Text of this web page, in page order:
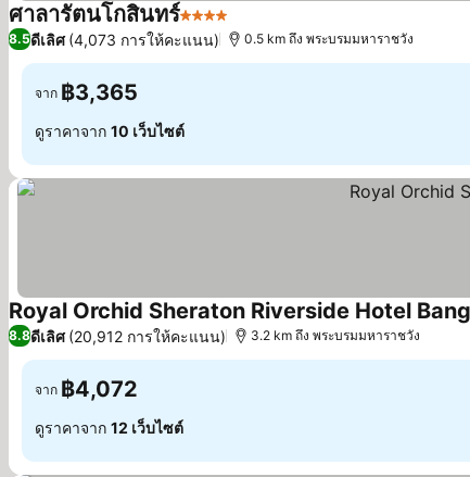
ศาลารัตนโกสินทร์4 ดาว
8.5ดีเลิศ (4,073 การให้คะแนน) 0.5 km ถึง พระบรมมหาราชวัง
จาก ฿3,365
ดูราคาจาก 10 เว็บไซต์
Royal Orchid Sheraton Riverside Hotel
8.8ดีเลิศ (20,912 การให้คะแนน) 3.2 km ถึง พระบรมมหาราชวัง
จาก ฿4,072
ดูราคาจาก 12 เว็บไซต์